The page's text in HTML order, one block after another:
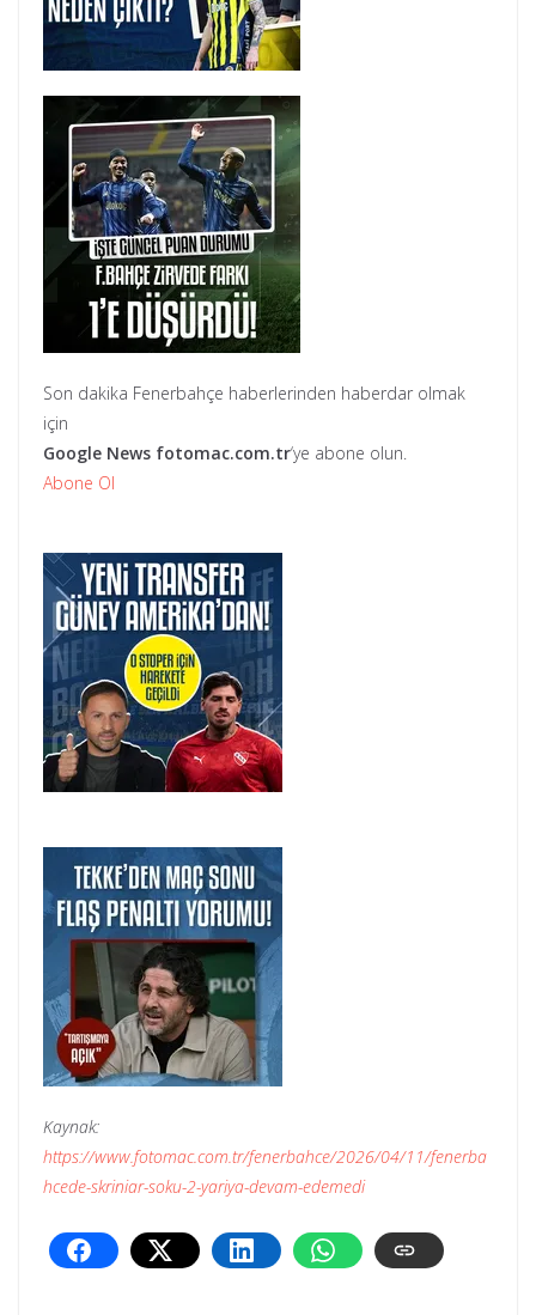
Son dakika Fenerbahçe haberlerinden haberdar olmak
için
Google News fotomac.com.tr‘ye abone olun.
Abone Ol
Kaynak:
https://www.fotomac.com.tr/fenerbahce/2026/04/11/fenerba
hcede-skriniar-soku-2-yariya-devam-edemedi